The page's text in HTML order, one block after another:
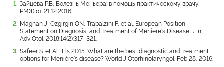
Зайцева Р.В, Болезнь Меньера: в помощь практическому врачу.
РМЖ от 21.12.2016.
Magnan J, Özgirgin ON, Trabalzini F, et al. European Position
Statement on Diagnosis, and Treatment of Meniere's Disease. J Int
Adv Otol. 2018;14(2):317–321.
Safeer S. et Al. It is 2015: What are the best diagnostic and treatment
options for Ménière’s disease? World J Otorhinolaryngol. Feb 28, 2016.